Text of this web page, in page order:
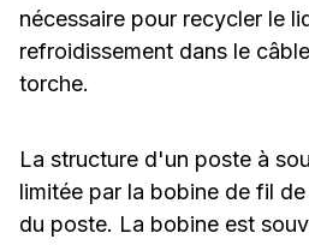
nécessaire pour recycler le
refroidissement dans le
torche.
La structure d'un poste à
limitée par la bobine de fil
du poste. La bobine est